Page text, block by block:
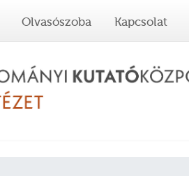
Olvasószoba Kapcsolat